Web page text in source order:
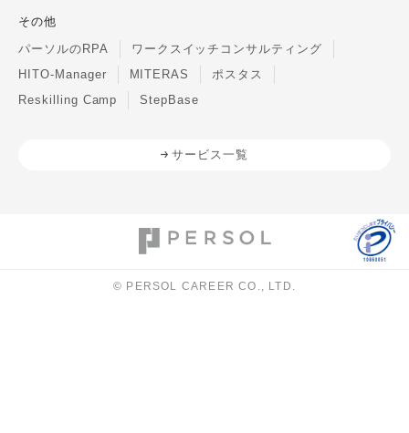
その他
パーソルのRPA
ワークスイッチコンサルティング
HITO-Manager
MITERAS
ポスタス
Reskilling Camp
StepBase
サービス一覧
© PERSOL CAREER CO., LTD.